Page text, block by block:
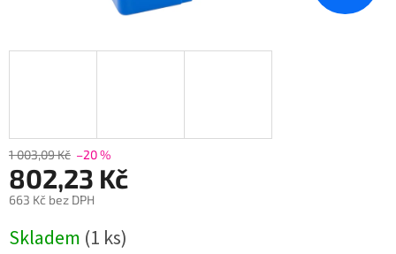
1 003,09 Kč –20 %
802,23 Kč
663 Kč bez DPH
cena:
Skladem (1 ks)